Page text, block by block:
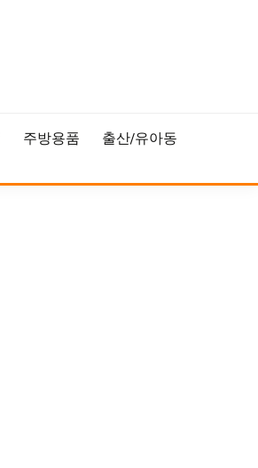
주방용품
출산/유아동